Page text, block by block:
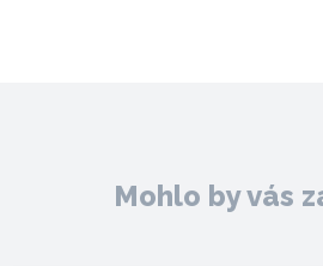
Mohlo by vás